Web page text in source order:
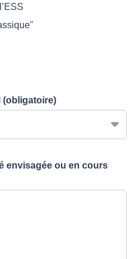
(obligatoire)
envisagée ou en cours